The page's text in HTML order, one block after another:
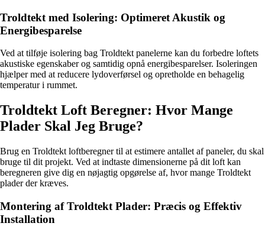
Troldtekt med Isolering: Optimeret Akustik og
Energibesparelse
Ved at tilføje isolering bag Troldtekt panelerne kan du forbedre loftets
akustiske egenskaber og samtidig opnå energibesparelser. Isoleringen
hjælper med at reducere lydoverførsel og opretholde en behagelig
temperatur i rummet.
Troldtekt Loft Beregner: Hvor Mange
Plader Skal Jeg Bruge?
Brug en Troldtekt loftberegner til at estimere antallet af paneler, du skal
bruge til dit projekt. Ved at indtaste dimensionerne på dit loft kan
beregneren give dig en nøjagtig opgørelse af, hvor mange Troldtekt
plader der kræves.
Montering af Troldtekt Plader: Præcis og Effektiv
Installation